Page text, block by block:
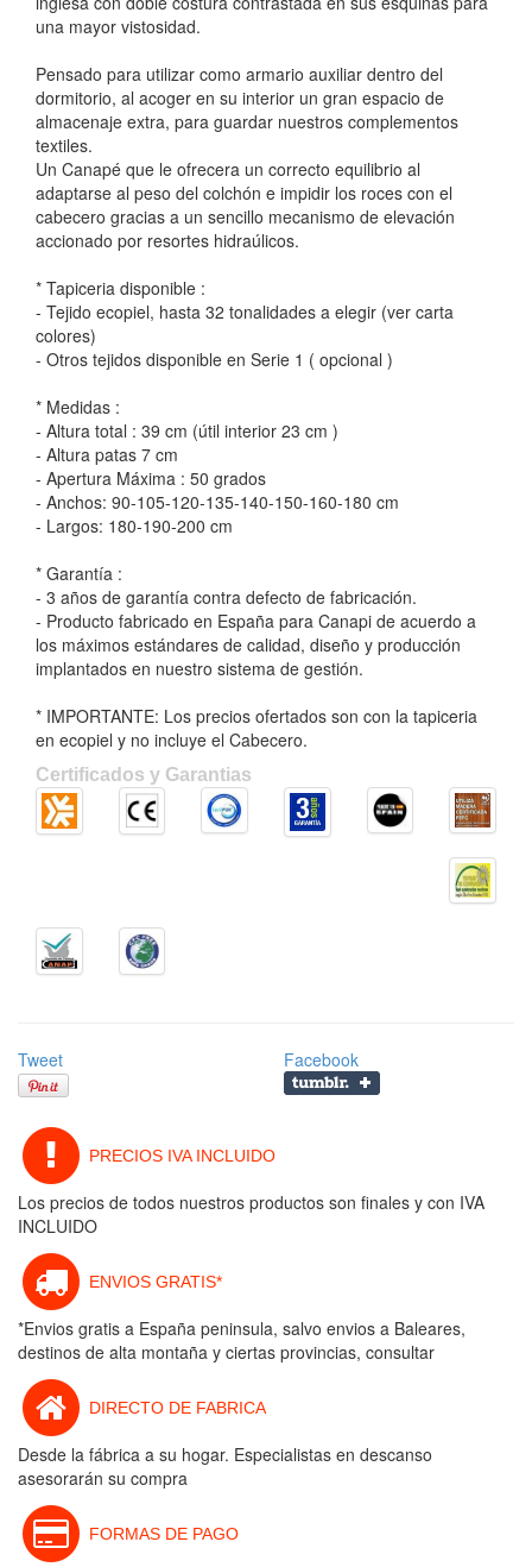
una mayor vistosidad.
Pensado para utilizar como armario auxiliar dentro del
dormitorio, al acoger en su interior un gran espacio de
almacenaje extra, para guardar nuestros complementos
textiles.
Un Canapé que le ofrecera un correcto equilibrio al
adaptarse al peso del colchón e impidir los roces con el
cabecero gracias a un sencillo mecanismo de elevación
accionado por resortes hidraúlicos.
* Tapiceria disponible :
- Tejido ecopiel, hasta 32 tonalidades a elegir (ver carta
colores)
- Otros tejidos disponible en Serie 1 ( opcional )
* Medidas :
- Altura total : 39 cm (útil interior 23 cm )
- Altura patas 7 cm
- Apertura Máxima : 50 grados
- Anchos: 90-105-120-135-140-150-160-180 cm
- Largos: 180-190-200 cm
* Garantía :
- 3 años de garantía contra defecto de fabricación.
- Producto fabricado en España para Canapi de acuerdo a
los máximos estándares de calidad, diseño y producción
implantados en nuestro sistema de gestión.
* IMPORTANTE: Los precios ofertados son con la tapiceria
en ecopiel y no incluye el Cabecero.
Certificados y Garantias
Tweet Facebook
PRECIOS IVA INCLUIDO
Los precios de todos nuestros productos son finales y con IVA
INCLUIDO
ENVIOS GRATIS*
*Envios gratis a España peninsula, salvo envios a Baleares,
destinos de alta montaña y ciertas provincias, consultar
DIRECTO DE FABRICA
Desde la fábrica a su hogar. Especialistas en descanso
asesorarán su compra
FORMAS DE PAGO